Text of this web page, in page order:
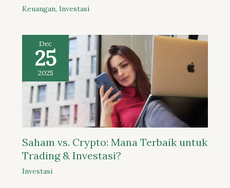
Keuangan, Investasi
Dec
25
2025
Saham vs. Crypto: Mana Terbaik untuk
Trading & Investasi?
Investasi